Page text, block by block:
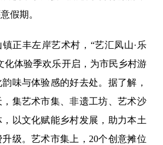
假期。
正丰左岸艺术村，“艺汇凤山·乐
化体验季欢乐开启，为市民乡村游
味与体验感的好去处。据了解，
集艺术市集、非遗工坊、艺术沙
以文化赋能乡村发展，助力本土
级。艺术市集上，20个创意摊位